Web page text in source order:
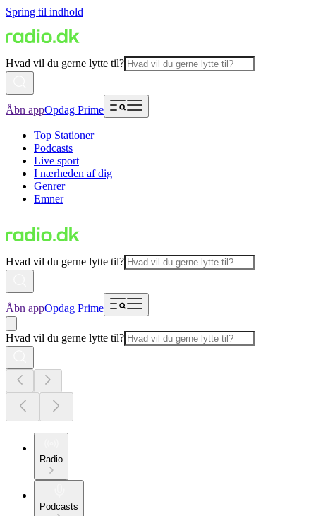
Spring til indhold
Hvad vil du gerne lytte til?
Åbn appOpdag Prime
Top Stationer
Podcasts
Live sport
I nærheden af dig
Genrer
Emner
Hvad vil du gerne lytte til?
Åbn appOpdag Prime
Hvad vil du gerne lytte til?
Radio
Podcasts